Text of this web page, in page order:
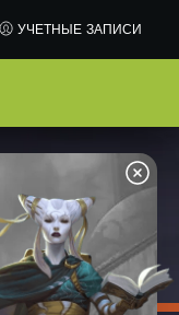
УЧЕТНЫЕ ЗАПИСИ